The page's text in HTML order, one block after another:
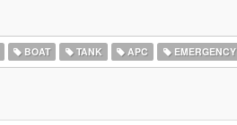
BOAT TANK APC EMERGENCY